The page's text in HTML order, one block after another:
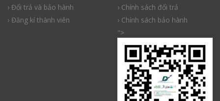
› Đổi trả và bảo hành
› Đăng kí thành viên
› Chính sách đổi trả
› Chính sách bảo hành
">